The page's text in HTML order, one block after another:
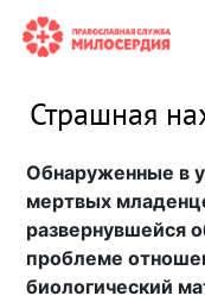
Страшная
Обнаруженные в
мертвых
развернувшейся
проблеме
биологический